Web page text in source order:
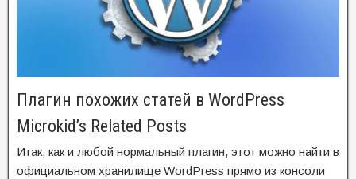
Плагин похожих статей в WordPress
Microkid’s Related Posts
Итак, как и любой нормальный плагин, этот можно найти в
официальном хранилище WordPress прямо из консоли